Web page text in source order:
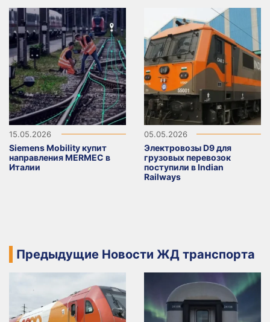
15.05.2026
Siemens Mobility купит
направления MERMEC в
Италии
05.05.2026
Электровозы D9 для
грузовых перевозок
поступили в Indian
Railways
Предыдущие Новости ЖД транспорта